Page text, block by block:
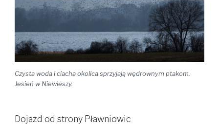
Czysta woda i ciacha okolica sprzyjają wędrownym ptakom.
Jesień w Niewieszy.
Dojazd od strony Pławniowic